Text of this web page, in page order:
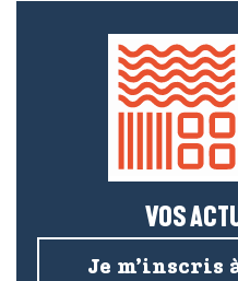
VOS
Je m’inscris